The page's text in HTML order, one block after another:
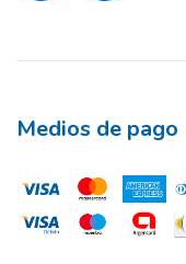
Medios de pago